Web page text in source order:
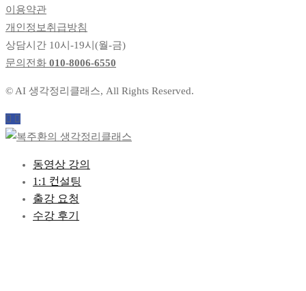
이용약관
개인정보취급방침
상담시간 10시-19시(월-금)
문의전화 010-8006-6550
© AI 생각정리클래스, All Rights Reserved.
동영상 강의
1:1 컨설팅
출강 요청
수강 후기